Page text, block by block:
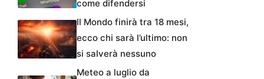
come difendersi
Il Mondo finirà tra 18 mesi,
ecco chi sarà l’ultimo: non
si salverà nessuno
Meteo a luglio da